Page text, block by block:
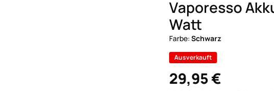
Vaporesso
Watt
Farbe: Schwarz
Ausverkauft
29,95 €